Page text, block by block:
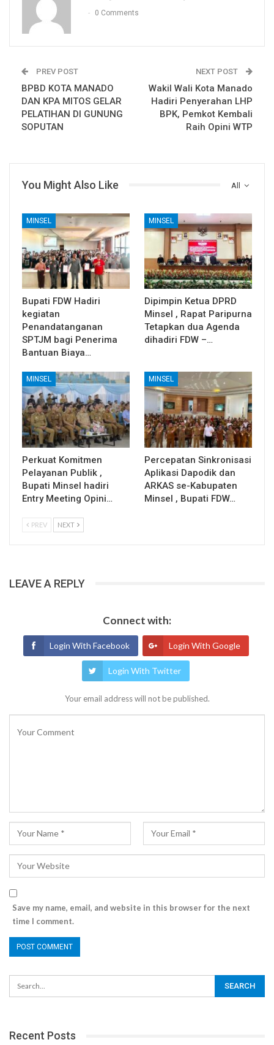
0 Comments
PREV POST
BPBD KOTA MANADO
DAN KPA MITOS GELAR
PELATIHAN DI GUNUNG
SOPUTAN
NEXT POST
Wakil Wali Kota Manado
Hadiri Penyerahan LHP
BPK, Pemkot Kembali
Raih Opini WTP
All
You Might Also Like
MINSEL
Bupati FDW Hadiri
kegiatan
Penandatanganan
SPTJM bagi Penerima
Bantuan Biaya…
MINSEL
Dipimpin Ketua DPRD
Minsel , Rapat Paripurna
Tetapkan dua Agenda
dihadiri FDW –…
MINSEL
Perkuat Komitmen
Pelayanan Publik ,
Bupati Minsel hadiri
Entry Meeting Opini…
MINSEL
Percepatan Sinkronisasi
Aplikasi Dapodik dan
ARKAS se-Kabupaten
Minsel , Bupati FDW…
PREV NEXT
LEAVE A REPLY
Connect with:
Login With Facebook Login With Google
Login With Twitter
Your email address will not be published.
Save my name, email, and website in this browser for the next
time I comment.
Recent Posts